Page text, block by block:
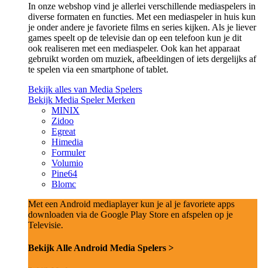
In onze webshop vind je allerlei verschillende mediaspelers in
diverse formaten en functies. Met een mediaspeler in huis kun
je onder andere je favoriete films en series kijken. Als je liever
games speelt op de televisie dan op een telefoon kun je dit
ook realiseren met een mediaspeler. Ook kan het apparaat
gebruikt worden om muziek, afbeeldingen of iets dergelijks af
te spelen via een smartphone of tablet.
Bekijk alles van Media Spelers
Bekijk Media Speler Merken
MINIX
Zidoo
Egreat
Himedia
Formuler
Volumio
Pine64
Blomc
Met een Android mediaplayer kun je al je favoriete apps
downloaden via de Google Play Store en afspelen op je
Televisie.
Bekijk Alle Android Media Spelers >